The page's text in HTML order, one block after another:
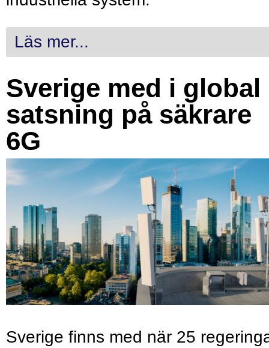
Läs mer...
Sverige med i global
satsning på säkrare
6G
Sverige finns med när 25